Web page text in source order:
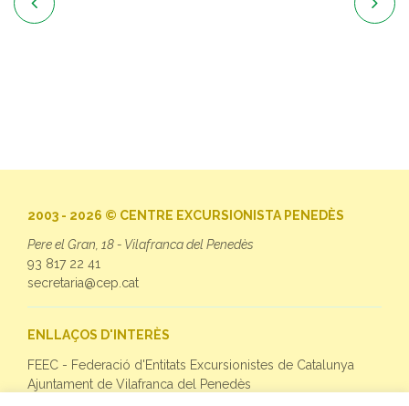
2003 - 2026 © CENTRE EXCURSIONISTA PENEDÈS
Pere el Gran, 18 - Vilafranca del Penedès
93 817 22 41
secretaria@cep.cat
ENLLAÇOS D'INTERÈS
FEEC - Federació d'Entitats Excursionistes de Catalunya
Ajuntament de Vilafranca del Penedès